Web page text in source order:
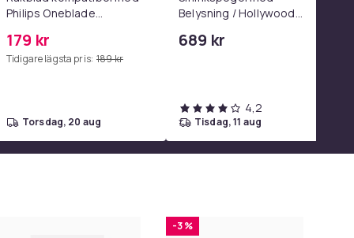
Philips Oneblade
pack.
179 kr
Tidigare lägsta pris: 189 kr
torsdag, 20 aug
Belysning / Hollywood
689 kr
4,2
tisdag, 11 aug
-3 %